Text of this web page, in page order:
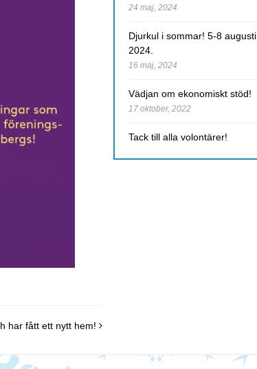
har fått ett nytt hem!
24 maj, 2024
Djurkul i sommar! 5-8 augusti
2024.
16 maj, 2024
Vädjan om ekonomiskt stöd!
17 oktober, 2022
Tack till alla volontärer!